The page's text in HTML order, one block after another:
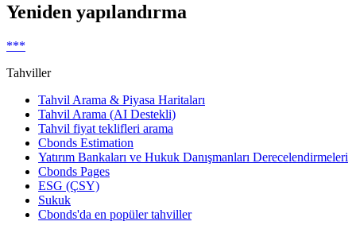
Yeniden yapılandırma
***
Tahviller
Tahvil Arama & Piyasa Haritaları
Tahvil Arama (AI Destekli)
Tahvil fiyat teklifleri arama
Cbonds Estimation
Yatırım Bankaları ve Hukuk Danışmanları Derecelendirmeleri
Cbonds Pages
ESG (ÇSY)
Sukuk
Cbonds'da en popüler tahviller